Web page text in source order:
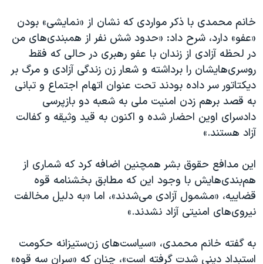
خانم محمدی با ذکر مواردی که نشان از «نمایشی» بودن
«عفو» دارد، شرح داد: «حدود شش نفر از همبندی‌های من
در لحظه آزادی از زندان با عفو رهبری در حالی که فقط
روسری‌هایشان را برداشته و شعار زن زندگی آزادی و مرگ بر
دیکتاتور سر داده بودند تحت عنوان اتهام اجتماع و تبانی
به قصد برهم زدن امنیت ملی به شعبه دو بازپرسی
دادسرای اوین احضار شده و اکنون به قید وثیقه و کفالت
آزاد هستند.»
این مدافع حقوق بشر همچنین اضافه کرد که شماری از
هم‌بندی‌هایش با وجود این که مطابق بخشنامه قوه
قضاییه، «مشمول آزادی می‌شدند»، اما «به دلیل مخالفت
نیروی‌های امنیتی آزاد نشدند.»
به گفته خانم محمدی، «سیاست‌های زن‌ستیزانه حکومت
استبداد دینی شدت گرفته است»، چنان که «سران سه قوه»